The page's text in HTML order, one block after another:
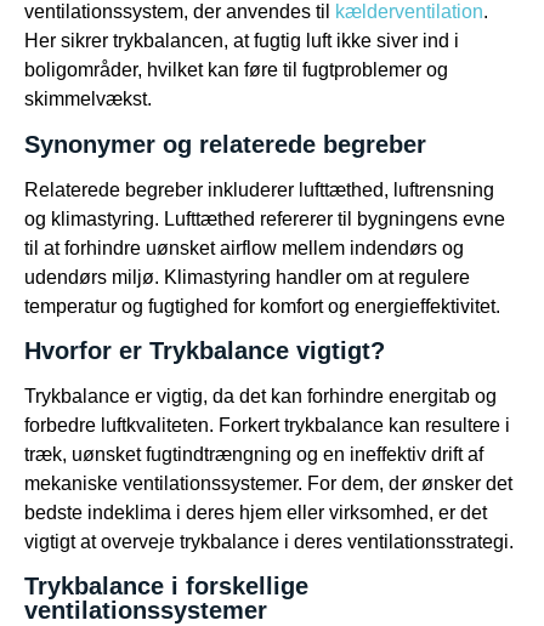
ventilationssystem, der anvendes til
kælderventilation.
Her sikrer trykbalancen, at fugtig luft ikke siver ind i
boligområder, hvilket kan føre til fugtproblemer og
skimmelvækst.
Synonymer og relaterede begreber
Relaterede begreber inkluderer lufttæthed, luftrensning
og klimastyring. Lufttæthed refererer til bygningens evne
til at forhindre uønsket airflow mellem indendørs og
udendørs miljø. Klimastyring handler om at regulere
temperatur og fugtighed for komfort og energieffektivitet.
Hvorfor er Trykbalance vigtigt?
Trykbalance er vigtig, da det kan forhindre energitab og
forbedre luftkvaliteten. Forkert trykbalance kan resultere i
træk, uønsket fugtindtrængning og en ineffektiv drift af
mekaniske ventilationssystemer. For dem, der ønsker det
bedste indeklima i deres hjem eller virksomhed, er det
vigtigt at overveje trykbalance i deres ventilationsstrategi.
Trykbalance i forskellige
ventilationssystemer